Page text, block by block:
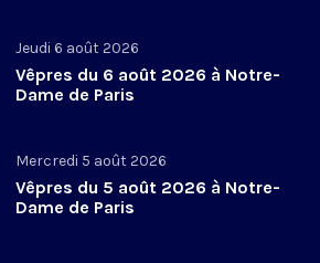
Jeudi 6 août 2026
Vêpres du 6 août 2026 à Notre-
Dame de Paris
Mercredi 5 août 2026
Vêpres du 5 août 2026 à Notre-
Dame de Paris